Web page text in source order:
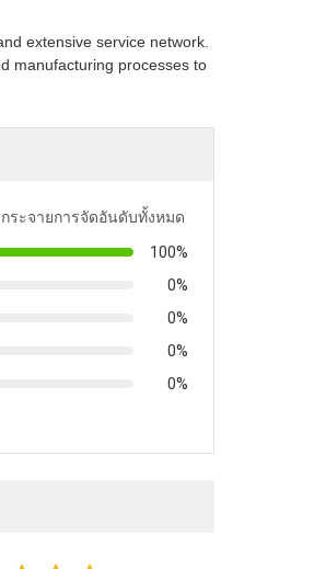
extensive service network.
manufacturing processes to
ระจายการจัดอันดับทั้งหมด
100%
0%
0%
0%
0%